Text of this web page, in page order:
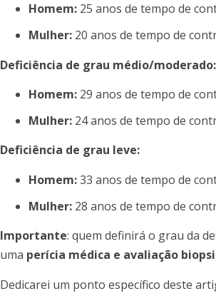
Homem: 25 anos de tempo de
Mulher: 20 anos de tempo de
Deficiência de grau médio/moderado:
Homem: 29 anos de tempo de
Mulher: 24 anos de tempo de
Deficiência de grau leve:
Homem:33 anos de tempo de
Mulher: 28 anos de tempo de
Importante: quem definirá o grau da
uma perícia médica e avaliação
Dedicarei um ponto específico deste